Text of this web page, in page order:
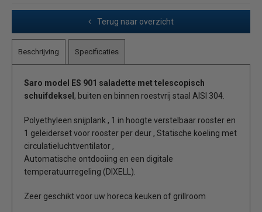
Terug naar overzicht
Beschrijving Specificaties
Saro model ES 901 saladette met telescopisch
schuifdeksel , buiten en binnen roestvrij staal AISI 304.
Polyethyleen snijplank , 1 in hoogte verstelbaar rooster en
1 geleiderset voor rooster per deur , Statische koeling met
circulatieluchtventilator ,
Automatische ontdooiing en een digitale
temperatuurregeling (DIXELL).
Zeer geschikt voor uw horeca keuken of grillroom